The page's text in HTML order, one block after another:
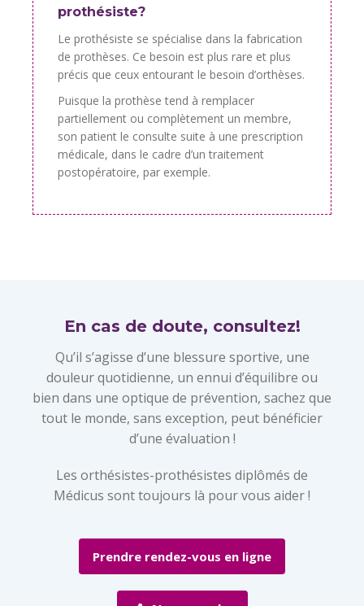
prothésiste?
Le prothésiste se spécialise dans la fabrication
de prothèses. Ce besoin est plus rare et plus
précis que ceux entourant le besoin d’orthèses.
Puisque la prothèse tend à remplacer
partiellement ou complètement un membre,
son patient le consulte suite à une prescription
médicale, dans le cadre d’un traitement
postopératoire, par exemple.
En cas de doute, consultez!
Qu’il s’agisse d’une blessure sportive, une
douleur quotidienne, un ennui d’équilibre ou
bien dans une optique de prévention, sachez que
tout le monde, sans exception, peut bénéficier
d’une évaluation !
Les orthésistes-prothésistes diplômés de
Médicus sont toujours là pour vous aider !
Prendre rendez-vous en ligne